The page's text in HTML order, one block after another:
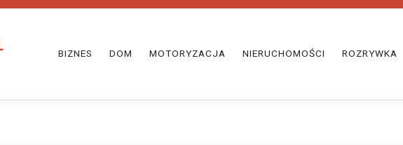
BIZNES DOM MOTORYZACJA NIERUCHOMOŚCI ROZRYWKA